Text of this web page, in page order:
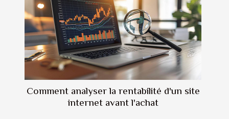
Comment analyser la rentabilité d'un site
internet avant l'achat